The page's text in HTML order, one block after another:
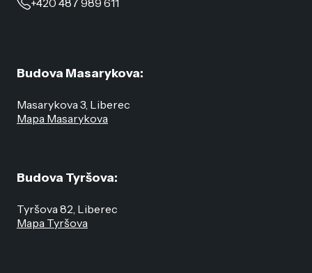
Budova Masarykova:
Masarykova 3, Liberec
Mapa Masarykova
Budova Tyršova:
Tyršova 82, Liberec
Mapa Tyršova